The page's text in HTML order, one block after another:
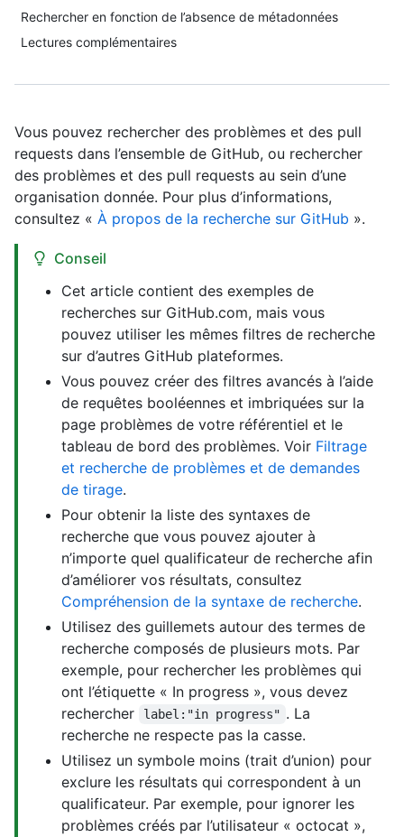
Rechercher en fonction de l’absence de métadonnées
Lectures complémentaires
Vous pouvez rechercher des problèmes et des pull
requests dans l’ensemble de GitHub, ou rechercher
des problèmes et des pull requests au sein d’une
organisation donnée. Pour plus d’informations,
consultez « À propos de la recherche sur GitHub ».
Conseil
Cet article contient des exemples de
recherches sur GitHub.com, mais vous
pouvez utiliser les mêmes filtres de recherche
sur d’autres GitHub plateformes.
Vous pouvez créer des filtres avancés à l’aide
de requêtes booléennes et imbriquées sur la
page problèmes de votre référentiel et le
tableau de bord des problèmes. Voir Filtrage
et recherche de problèmes et de demandes
de tirage.
Pour obtenir la liste des syntaxes de
recherche que vous pouvez ajouter à
n’importe quel qualificateur de recherche afin
d’améliorer vos résultats, consultez
Compréhension de la syntaxe de recherche.
Utilisez des guillemets autour des termes de
recherche composés de plusieurs mots. Par
exemple, pour rechercher les problèmes qui
ont l’étiquette « In progress », vous devez
rechercher
label:"in progress" . La
recherche ne respecte pas la casse.
Utilisez un symbole moins (trait d’union) pour
exclure les résultats qui correspondent à un
qualificateur. Par exemple, pour ignorer les
problèmes créés par l’utilisateur « octocat »,